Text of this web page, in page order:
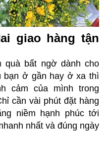
giao hàng tận
bất ngờ dành cho
bạn ở gần hay ở xa thì
cảm của mình trong
cần vài phút đặt hàng
niềm hạnh phúc tới
nhất và đúng ngày